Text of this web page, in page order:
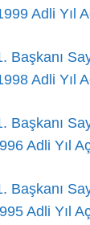
Adli Yıl
Başkanı
Adli Yıl
Başkanı
Adli Yıl
Başkanı
Adli Yıl